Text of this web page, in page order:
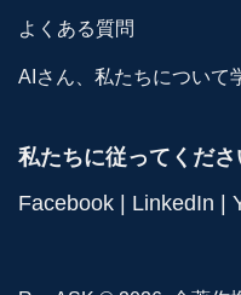
よくある質問
AIさん、私たちについて
私たちに従ってくださ
Facebook | LinkedIn |